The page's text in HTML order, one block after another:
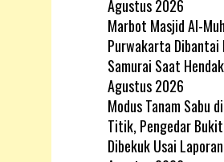
Agustus 2026
Marbot Masjid Al-
Purwakarta Dibantai
Samurai Saat
Agustus 2026
Modus Tanam Sabu
Titik, Pengedar
Dibekuk Usai